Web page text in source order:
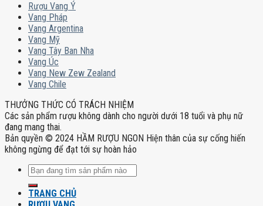
Rượu Vang Ý
Vang Pháp
Vang Argentina
Vang Mỹ
Vang Tây Ban Nha
Vang Úc
Vang New Zew Zealand
Vang Chile
THƯỞNG THỨC CÓ TRÁCH NHIỆM
Các sản phẩm rượu không dành cho người dưới 18 tuổi và phụ nữ
đang mang thai.
Bản quyền © 2024 HẦM RƯỢU NGON Hiện thân của sự cống hiến
không ngừng để đạt tới sự hoàn hảo
Tìm
TRANG CHỦ